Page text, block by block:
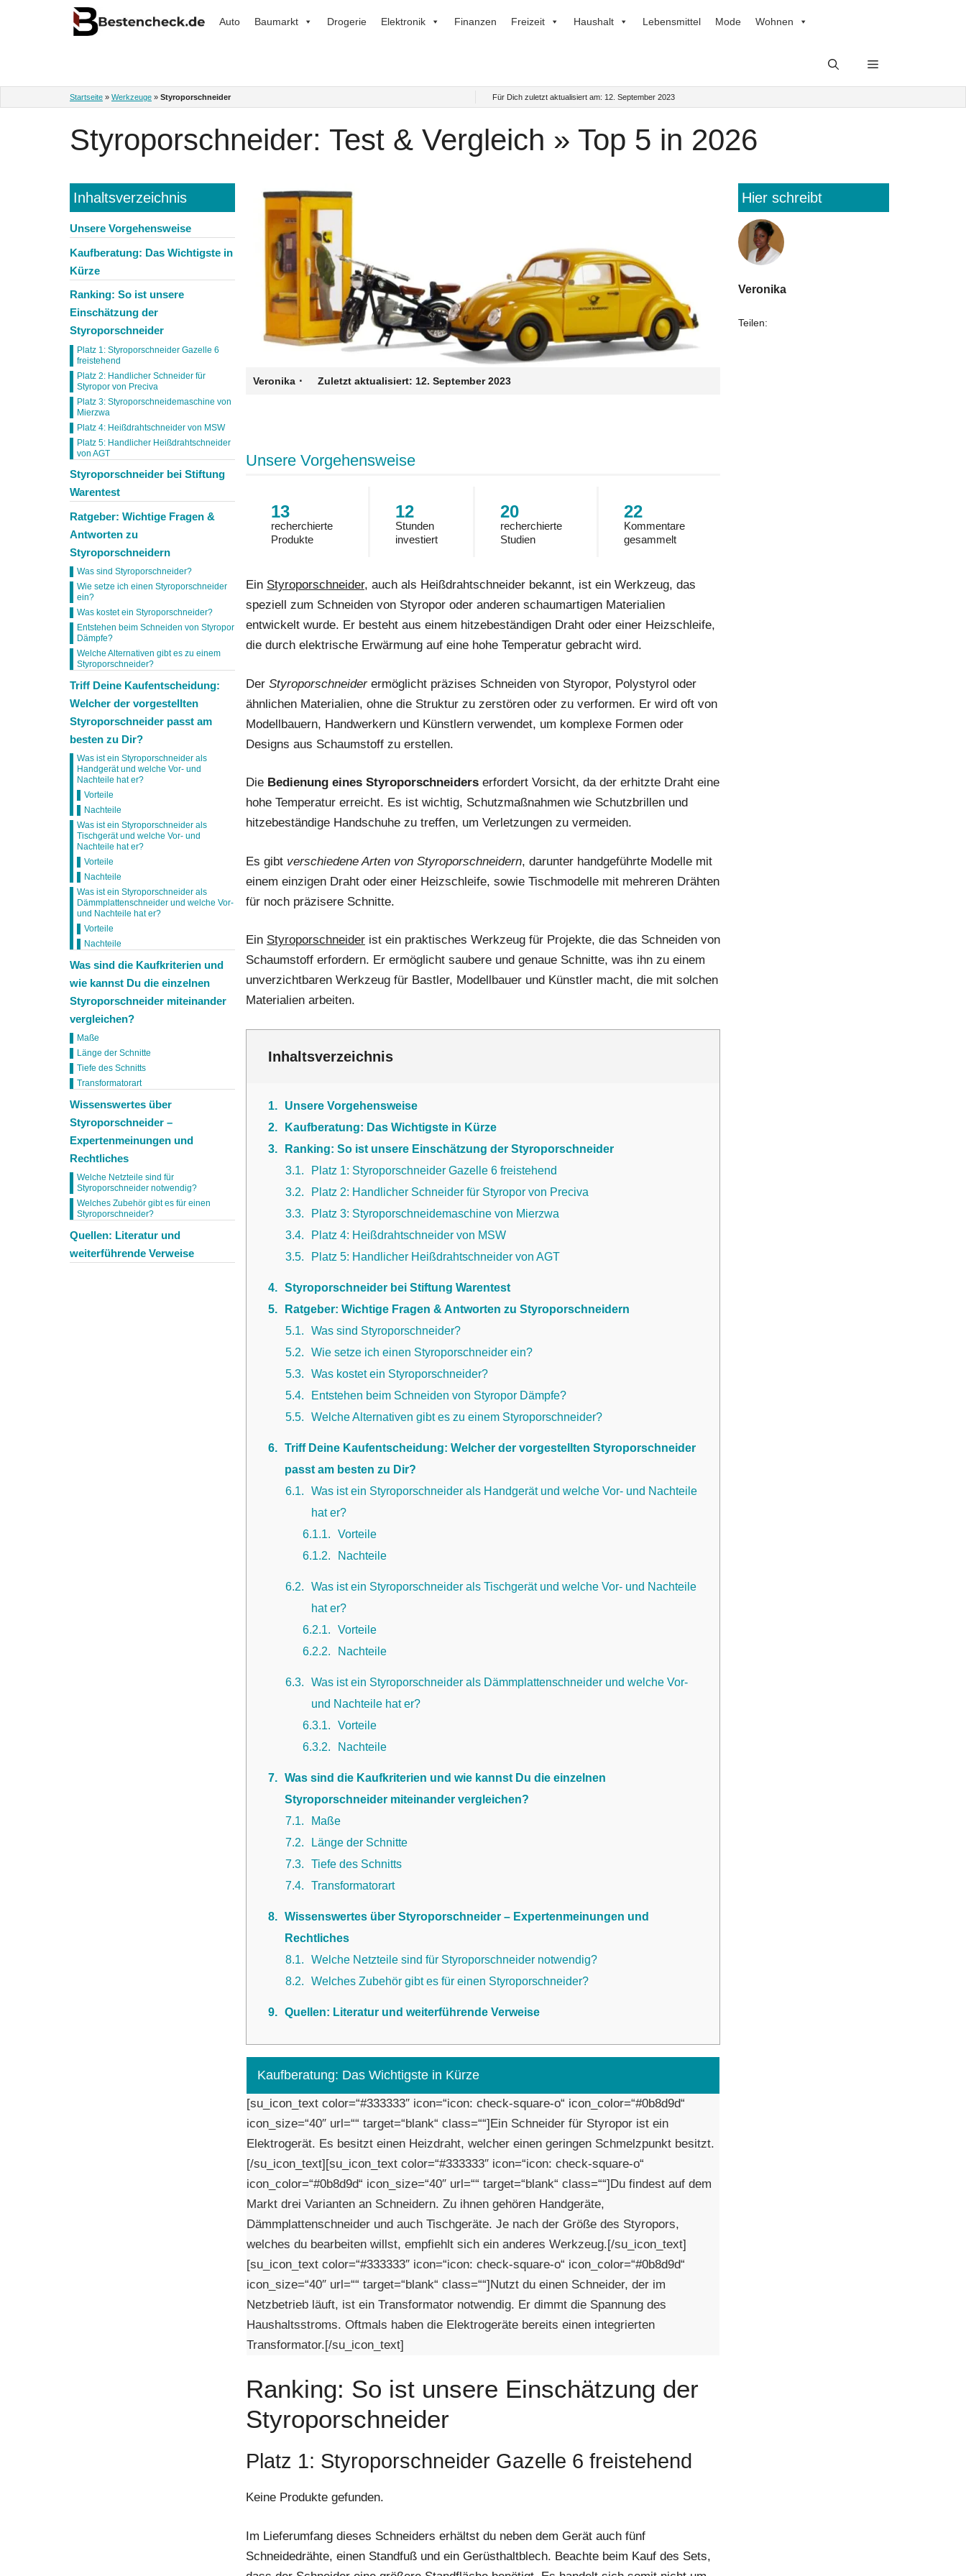
Auto Baumarkt Drogerie Elektronik Finanzen Freizeit Haushalt Lebensmittel Mode Wohnen
Startseite » Werkzeuge » Styroporschneider Für Dich zuletzt aktualisiert am: 12. September 2023
Styroporschneider: Test & Vergleich » Top 5 in 2026
Veronika · Zuletzt aktualisiert: 12. September 2023
Unsere Vorgehensweise
13
recherchierte
Produkte
12
Stunden
investiert
20
recherchierte
Studien
22
Kommentare
gesammelt
Ein Styroporschneider, auch als Heißdrahtschneider bekannt, ist ein Werkzeug, das
speziell zum Schneiden von Styropor oder anderen schaumartigen Materialien
entwickelt wurde. Er besteht aus einem hitzebeständigen Draht oder einer Heizschleife,
die durch elektrische Erwärmung auf eine hohe Temperatur gebracht wird.
Der Styroporschneiderermöglicht präzises Schneiden von Styropor, Polystyrol oder
ähnlichen Materialien, ohne die Struktur zu zerstören oder zu verformen. Er wird oft von
Modellbauern, Handwerkern und Künstlern verwendet, um komplexe Formen oder
Designs aus Schaumstoff zu erstellen.
Die Bedienung eines Styroporschneiders erfordert Vorsicht, da der erhitzte Draht eine
hohe Temperatur erreicht. Es ist wichtig, Schutzmaßnahmen wie Schutzbrillen und
hitzebeständige Handschuhe zu treffen, um Verletzungen zu vermeiden.
Es gibt verschiedene Arten von Styroporschneidern, darunter handgeführte Modelle mit
einem einzigen Draht oder einer Heizschleife, sowie Tischmodelle mit mehreren Drähten
für noch präzisere Schnitte.
Ein Styroporschneider ist ein praktisches Werkzeug für Projekte, die das Schneiden von
Schaumstoff erfordern. Er ermöglicht saubere und genaue Schnitte, was ihn zu einem
unverzichtbaren Werkzeug für Bastler, Modellbauer und Künstler macht, die mit solchen
Materialien arbeiten.
Inhaltsverzeichnis
1
Unsere Vorgehensweise
2
Kaufberatung: Das Wichtigste in Kürze
3
Ranking: So ist unsere Einschätzung der Styroporschneider
3.1
Platz 1: Styroporschneider Gazelle 6 freistehend
3.2
Platz 2: Handlicher Schneider für Styropor von Preciva
3.3
Platz 3: Styroporschneidemaschine von Mierzwa
3.4
Platz 4: Heißdrahtschneider von MSW
3.5
Platz 5: Handlicher Heißdrahtschneider von AGT
4
Styroporschneider bei Stiftung Warentest
5
Ratgeber: Wichtige Fragen & Antworten zu Styroporschneidern
5.1
Was sind Styroporschneider?
5.2
Wie setze ich einen Styroporschneider ein?
5.3
Was kostet ein Styroporschneider?
5.4
Entstehen beim Schneiden von Styropor Dämpfe?
5.5
Welche Alternativen gibt es zu einem Styroporschneider?
6
Triff Deine Kaufentscheidung: Welcher der vorgestellten Styroporschneider
passt am besten zu Dir?
6.1
Was ist ein Styroporschneider als Handgerät und welche Vor- und Nachteile
hat er?
6.1.1
Vorteile
6.1.2
Nachteile
6.2
Was ist ein Styroporschneider als Tischgerät und welche Vor- und Nachteile
hat er?
6.2.1
Vorteile
6.2.2
Nachteile
6.3
Was ist ein Styroporschneider als Dämmplattenschneider und welche Vor-
und Nachteile hat er?
6.3.1
Vorteile
6.3.2
Nachteile
7
Was sind die Kaufkriterien und wie kannst Du die einzelnen
Styroporschneider miteinander vergleichen?
7.1
Maße
7.2
Länge der Schnitte
7.3
Tiefe des Schnitts
7.4
Transformatorart
8
Wissenswertes über Styroporschneider – Expertenmeinungen und
Rechtliches
8.1
Welche Netzteile sind für Styroporschneider notwendig?
8.2
Welches Zubehör gibt es für einen Styroporschneider?
9 Quellen: Literatur und weiterführende Verweise
Kaufberatung: Das Wichtigste in Kürze
[su_icon_text color=“#333333″ icon=“icon: check-square-o“ icon_color=“#0b8d9d“
icon_size=“40″ url=““ target=“blank“ class=““]Ein Schneider für Styropor ist ein
Elektrogerät. Es besitzt einen Heizdraht, welcher einen geringen Schmelzpunkt besitzt.
[/su_icon_text][su_icon_text color=“#333333″ icon=“icon: check-square-o“
icon_color=“#0b8d9d“ icon_size=“40″ url=““ target=“blank“ class=““]Du findest auf dem
Markt drei Varianten an Schneidern. Zu ihnen gehören Handgeräte,
Dämmplattenschneider und auch Tischgeräte. Je nach der Größe des Styropors,
welches du bearbeiten willst, empfiehlt sich ein anderes Werkzeug.[/su_icon_text]
[su_icon_text color=“#333333″ icon=“icon: check-square-o“ icon_color=“#0b8d9d“
icon_size=“40″ url=““ target=“blank“ class=““]Nutzt du einen Schneider, der im
Netzbetrieb läuft, ist ein Transformator notwendig. Er dimmt die Spannung des
Haushaltsstroms. Oftmals haben die Elektrogeräte bereits einen integrierten
Transformator.[/su_icon_text]
Ranking: So ist unsere Einschätzung der
Styroporschneider
Platz 1: Styroporschneider Gazelle 6 freistehend
Keine Produkte gefunden.
Im Lieferumfang dieses Schneiders erhältst du neben dem Gerät auch fünf
Schneidedrähte, einen Standfuß und ein Gerüsthaltblech. Beachte beim Kauf des Sets,
Inhaltsverzeichnis
Unsere Vorgehensweise
Kaufberatung: Das Wichtigste in
Kürze
Ranking: So ist unsere
Einschätzung der
Styroporschneider
Platz 1: Styroporschneider Gazelle 6
freistehend
Platz 2: Handlicher Schneider für
Styropor von Preciva
Platz 3: Styroporschneidemaschine von
Mierzwa
Platz 4: Heißdrahtschneider von MSW
Platz 5: Handlicher Heißdrahtschneider
von AGT
Styroporschneider bei Stiftung
Warentest
Ratgeber: Wichtige Fragen &
Antworten zu
Styroporschneidern
Was sind Styroporschneider?
Wie setze ich einen Styroporschneider
ein?
Was kostet ein Styroporschneider?
Entstehen beim Schneiden von Styropor
Dämpfe?
Welche Alternativen gibt es zu einem
Styroporschneider?
Triff Deine Kaufentscheidung:
Welcher der vorgestellten
Styroporschneider passt am
besten zu Dir?
Was ist ein Styroporschneider als
Handgerät und welche Vor- und
Nachteile hat er?
Vorteile
Nachteile
Was ist ein Styroporschneider als
Tischgerät und welche Vor- und
Nachteile hat er?
Vorteile
Nachteile
Was ist ein Styroporschneider als
Dämmplattenschneider und welche Vor-
und Nachteile hat er?
Vorteile
Nachteile
Was sind die Kaufkriterien und
wie kannst Du die einzelnen
Styroporschneider miteinander
vergleichen?
Maße
Länge der Schnitte
Tiefe des Schnitts
Transformatorart
Wissenswertes über
Styroporschneider –
Expertenmeinungen und
Rechtliches
Welche Netzteile sind für
Styroporschneider notwendig?
Welches Zubehör gibt es für einen
Styroporschneider?
Quellen: Literatur und
weiterführende Verweise
Hier schreibt
Veronika
Teilen: